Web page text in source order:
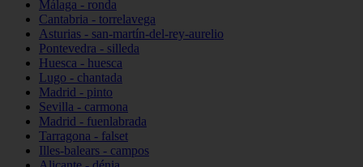
Málaga - ronda
Cantabria - torrelavega
Asturias - san-martín-del-rey-aurelio
Pontevedra - silleda
Huesca - huesca
Lugo - chantada
Madrid - pinto
Sevilla - carmona
Madrid - fuenlabrada
Tarragona - falset
Illes-balears - campos